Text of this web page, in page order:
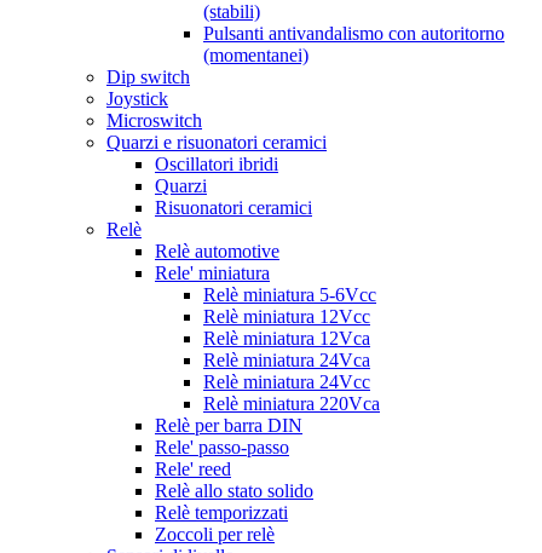
(stabili)
Pulsanti antivandalismo con autoritorno
(momentanei)
Dip switch
Joystick
Microswitch
Quarzi e risuonatori ceramici
Oscillatori ibridi
Quarzi
Risuonatori ceramici
Relè
Relè automotive
Rele' miniatura
Relè miniatura 5-6Vcc
Relè miniatura 12Vcc
Relè miniatura 12Vca
Relè miniatura 24Vca
Relè miniatura 24Vcc
Relè miniatura 220Vca
Relè per barra DIN
Rele' passo-passo
Rele' reed
Relè allo stato solido
Relè temporizzati
Zoccoli per relè